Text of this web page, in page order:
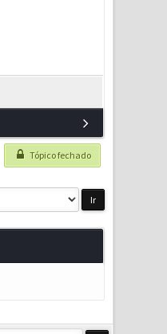
Tópico fechado